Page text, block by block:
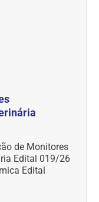
de Monitores
Edital 019/26
Edital